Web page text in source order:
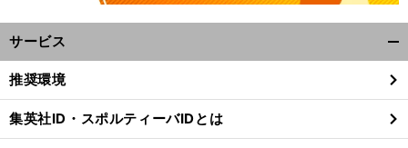
サービス
閉
る
推奨環境
集英社ID・スポルティーバIDとは